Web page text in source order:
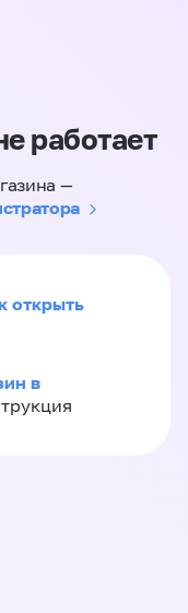
работает
—
открыть
в